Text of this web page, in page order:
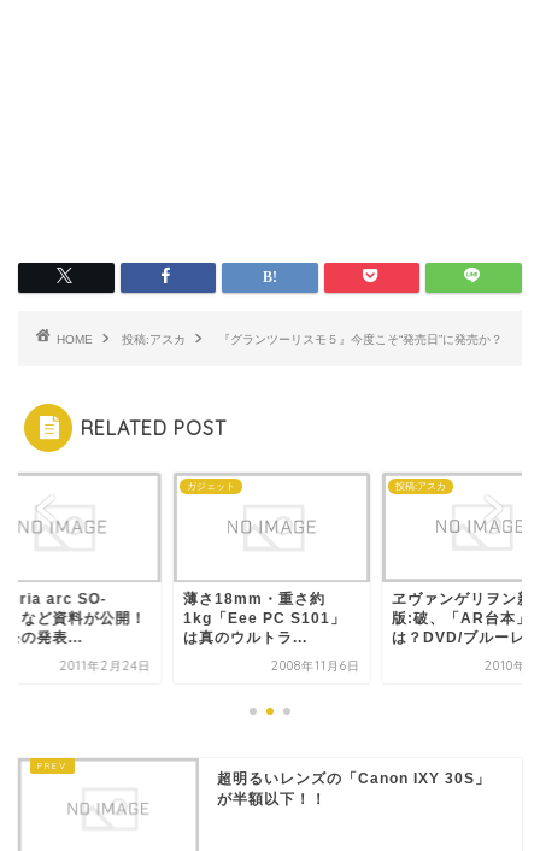
HOME 投稿:アスカ 『グランツーリスモ５』今度こそ“発売日”に発売か？
RELATED POST
arc SO-
など資料が公開！
モの発表...
2011年2月24日
ガジェット
薄さ18mm・重さ約
1kg「Eee PC S101」
は真のウルトラ...
2008年11月6日
投稿:アスカ
ヱヴァンゲリヲン新
版:破、「AR台本」
は？DVD/ブルーレ
2010年2
超明るいレンズの「Canon IXY 30S」
が半額以下！！